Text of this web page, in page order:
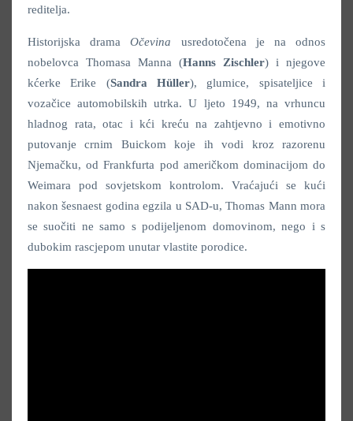
reditelja.
Historijska dramaOčevina usredotočena je na odnos
nobelovca Thomasa Manna (Hanns Zischler) i njegove
kćerke Erike (Sandra Hüller), glumice, spisateljice i
vozačice automobilskih utrka. U ljeto 1949, na vrhuncu
hladnog rata, otac i kći kreću na zahtjevno i emotivno
putovanje crnim Buickom koje ih vodi kroz razorenu
Njemačku, od Frankfurta pod američkom dominacijom do
Weimara pod sovjetskom kontrolom. Vraćajući se kući
nakon šesnaest godina egzila u SAD-u, Thomas Mann mora
se suočiti ne samo s podijeljenom domovinom, nego i s
dubokim rascjepom unutar vlastite porodice.